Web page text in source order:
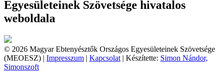
Egyesületeinek Szövetsége hivatalos
weboldala
© 2026 Magyar Ebtenyésztők Országos Egyesületeinek Szövetsége
(MEOESZ) | Impresszum | Kapcsolat | Készítette: Simon Nándor,
Simonszoft